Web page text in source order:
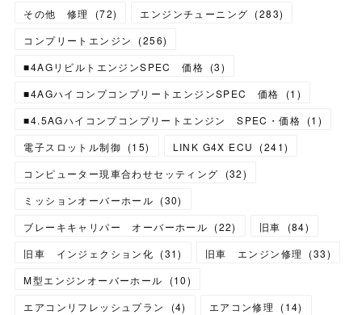
その他 修理
(72) エンジンチューニング (283)
コンプリートエンジン
(256)
■4AGリビルトエンジンSPEC 価格 (3)
■4AGハイコンプコンプリートエンジンSPEC 価格
(1 )
■4.5AGハイコンプコンプリートエンジン SPEC・価格 (1 )
電子スロットル制御 (15) LINK G4X ECU (241)
コンピューター現車合わせセッティング
(32)
ミッションオーバーホール (30)
ブレーキキャリパー オーバーホール (22) 旧車 (84)
旧車 インジェクション化 (31) 旧車 エンジン修理 (33)
M型エンジンオーバーホール
(10)
エアコンリフレッシュプラン
(4) エアコン修理 (14)